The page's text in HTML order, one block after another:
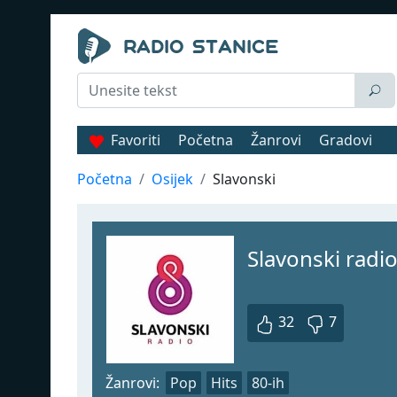
Favoriti Početna Žanrovi
Gradovi
Početna
Osijek Slavonski
Slavonski radio
32 7
Žanrovi: Pop Hits 80-ih